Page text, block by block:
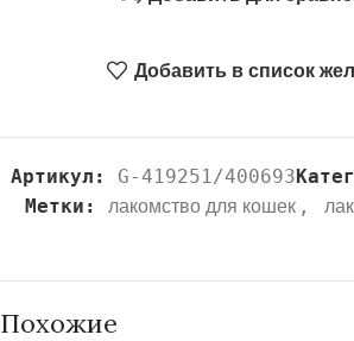
Добавить в список
Артикул: G-419251/400693
Метки: лакомство для кошек ,
Похожие